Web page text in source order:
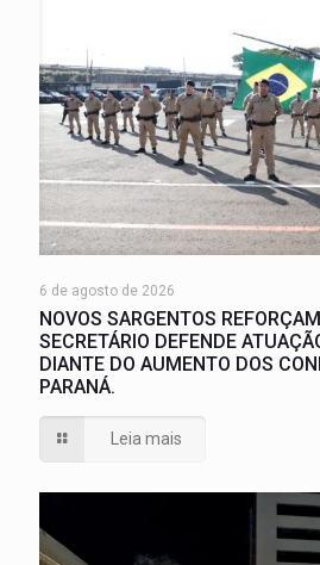
6 de agosto de 2026
NOVOS SARGENTOS
SECRETÁRIO DEFENDE
DIANTE DO AUMENTO DOS
PARANÁ.
Leia mais